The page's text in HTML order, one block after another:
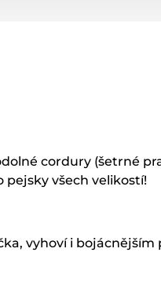
cordury (šetrné
všech velikostí!
vyhoví i bojácnějším